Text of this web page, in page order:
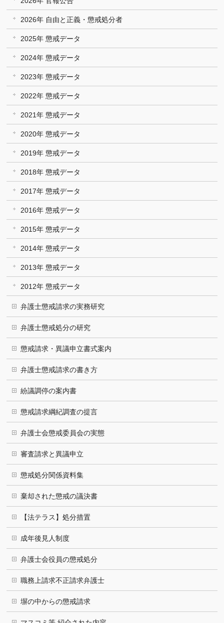
2026年 自由と正義・懲戒処分者
2025年 懲戒データ
2024年 懲戒データ
2023年 懲戒データ
2022年 懲戒データ
2021年 懲戒データ
2020年 懲戒データ
2019年 懲戒データ
2018年 懲戒データ
2017年 懲戒データ
2016年 懲戒データ
2015年 懲戒データ
2014年 懲戒データ
2013年 懲戒データ
2012年 懲戒データ
弁護士懲戒請求の実務研究
弁護士懲戒処分の研究
懲戒請求・異議申立書式案内
弁護士懲戒請求の書き方
紛議調停の案内書
懲戒請求綱紀調査の提言
弁護士会懲戒委員会の実態
審査請求と異議申立
懲戒処分関係資料集
棄却された懲戒の議決書
【法テラス】処分措置
成年後見人制度
弁護士会役員の懲戒処分
職務上請求不正請求弁護士
塀の中からの懲戒請求